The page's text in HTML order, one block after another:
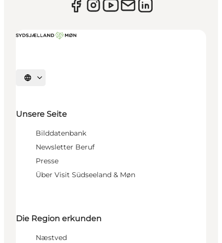
Sprache auswählen
Unsere Seite
Bilddatenbank
Newsletter Beruf
Presse
Über Visit Südseeland & Møn
Die Region erkunden
Næstved